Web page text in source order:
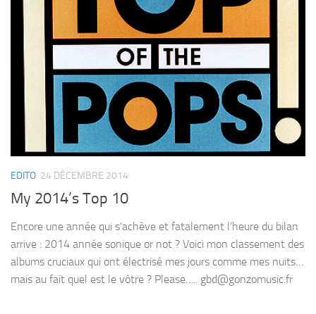
EDITO 24 DÉCEMBRE 2014
My 2014’s Top 10
Encore une année qui s’achève et fatalement l’heure du bilan
arrive : 2014 année sonique or not ? Voici mon classement des
albums cruciaux qui ont électrisé mes jours comme mes nuits…
mais au fait quel est le vôtre ? Please….. gbd@gonzomusic.fr